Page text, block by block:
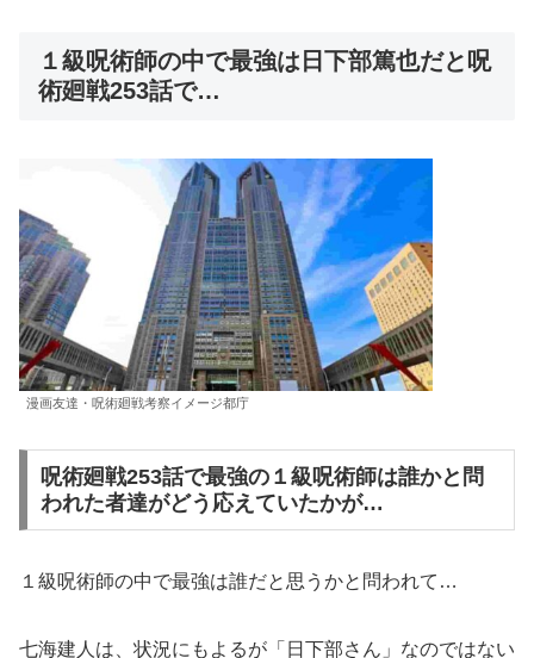
１級呪術師の中で最強は日下部篤也だと呪
術廻戦253話で…
漫画友達・呪術廻戦考察イメージ都庁
呪術廻戦253話で最強の１級呪術師は誰かと問
われた者達がどう応えていたかが…
１級呪術師の中で最強は誰だと思うかと問われて…
七海建人は、状況にもよるが「日下部さん」なのではない